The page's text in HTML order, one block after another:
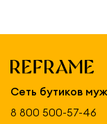
Сеть бутиков
8 800 500-57-46